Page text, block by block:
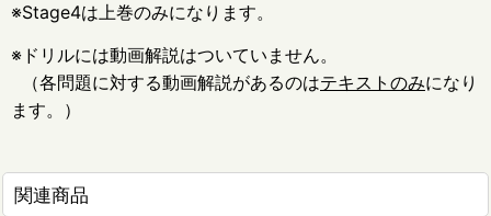
※Stage4は上巻のみになります。
※ドリルには動画解説はついていません。
（各問題に対する動画解説があるのはテキストのみになり
ます。）
関連商品